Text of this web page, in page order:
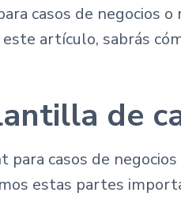
casos de negocios
artículo, sabrás
de
casos de
estas partes